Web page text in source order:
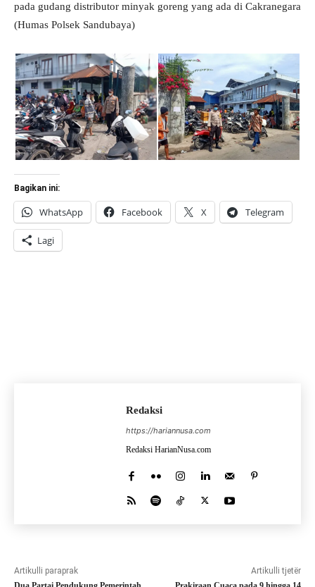
pada gudang distributor minyak goreng yang ada di Cakranegara
(Humas Polsek Sandubaya)
Bagikan ini:
WhatsApp Facebook X Telegram
Lagi
Redaksi
https://hariannusa.com
Redaksi HarianNusa.com
Artikulli paraprak
Artikulli tjetër